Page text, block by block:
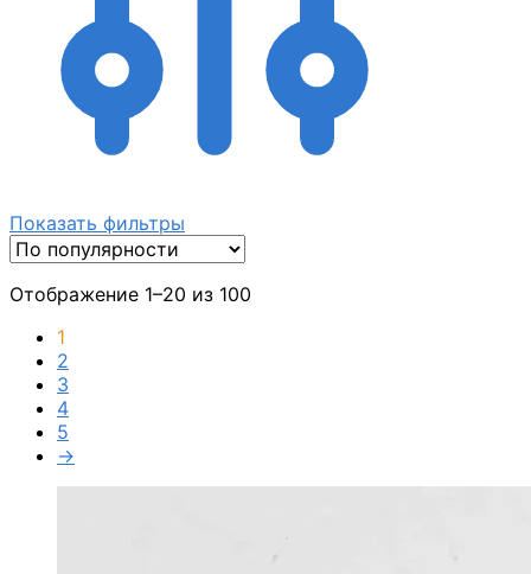
Показать фильтры
Отображение 1–20 из 100
1
2
3
4
5
→